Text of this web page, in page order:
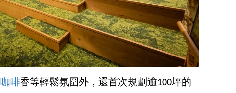
咖啡香等輕鬆氛圍外，還首次規劃逾100坪的